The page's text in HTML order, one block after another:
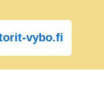
vybo.fi